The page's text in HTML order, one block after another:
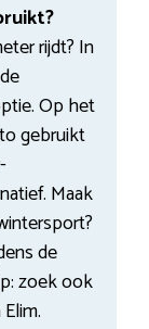
rijdt? In
Op het
gebruikt
Maak
de
zoek ook